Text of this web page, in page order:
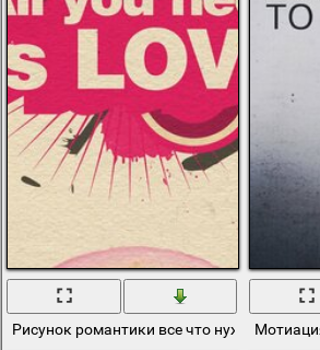
Рисунок романтики все что нужно это